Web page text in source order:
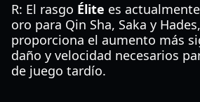
R: El rasgo Élite es
oro para Qin Sha, Saka y
proporciona el aumento más
daño y velocidad necesarios
de juego tardío.